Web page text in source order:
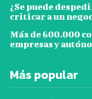
¿Se puede
criticar a un
Más de 600.000
empresas y
Más popular